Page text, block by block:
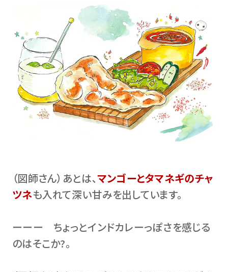
（図師さん）あとは､マンゴーとタマネギのチャ
ツネも入れて深い甘みを出しています。
ーーー ちょっとインドカレーっぽさを感じる
のはそこか?。